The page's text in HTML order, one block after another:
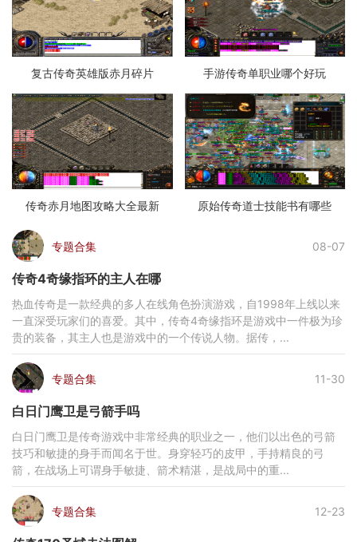
复古传奇英雄版赤月碎片 手游传奇单职业哪个好玩
传奇赤月地图攻略大全最新 原始传奇道士技能书有哪些
专题合集 08-07
传奇4奇缘指环的主人在哪
热血传奇是一款经典的多人在线角色扮演游戏，自1998年上线以来
一直深受玩家们的喜爱。其中，传奇4奇缘指环是游戏中一件极为珍
贵的装备，其主人也是游戏中的一个传说人物。据传，...
专题合集 11-30
白日门鹰卫是弓箭手吗
白日门鹰卫是传奇游戏中非常经典的职业之一，他们以出色的弓箭
技巧和敏捷的身手而闻名于世。身穿轻巧的皮甲，手持精良的弓
箭，在战场上可谓身手敏捷、箭术精湛，是战局中的重...
专题合集 12-23